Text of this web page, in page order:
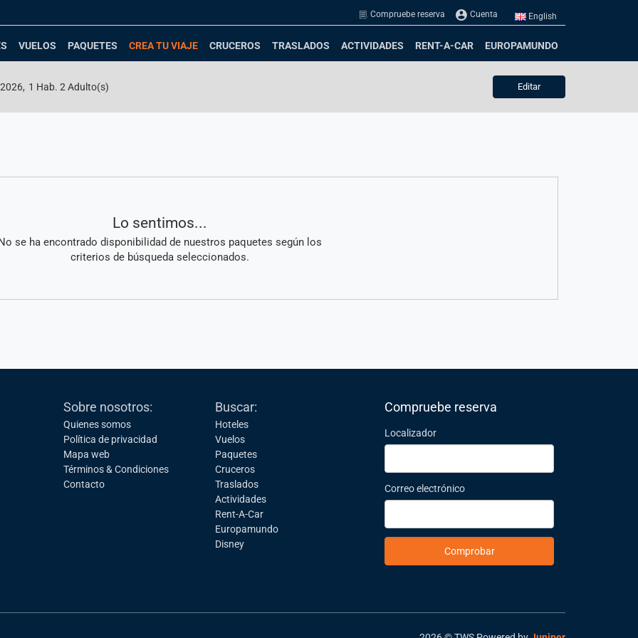
Compruebe reserva Cuenta English
VUELOS PAQUETES CREA TU VIAJE(CURRENT)
CRUCEROS TRASLADOS ACTIVIDADES RENT-A-CAR EUROPAMUNDO
, 1 Hab. 2 Adulto(s) Editar
Lo sentimos...
se ha encontrado disponibilidad de nuestros paquetes según los
criterios de búsqueda seleccionados.
Sobre nosotros:
Quienes somos
Política de privacidad
Mapa web
Términos & Condiciones
Contacto
Buscar:
Hoteles
Vuelos
Paquetes
Cruceros
Traslados
Actividades
Rent-A-Car
Europamundo
Disney
Compruebe reserva
Localizador
Correo electrónico
Comprobar